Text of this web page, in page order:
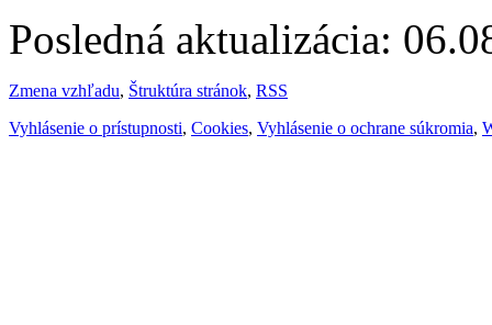
Posledná aktualizácia:
Zmena vzhľadu, Štruktúra stránok, RSS
Vyhlásenie o prístupnosti, Cookies, Vyhlásenie o ochrane súkromia,